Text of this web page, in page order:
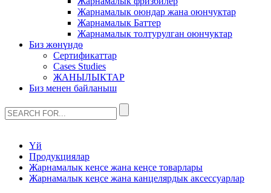
Жарнамалык оюндар жана оюнчуктар
Жарнамалык Баттер
Жарнамалык толтурулган оюнчуктар
Биз жөнүндө
Сертификаттар
Cases Studies
ЖАНЫЛЫКТАР
Биз менен байланыш
Үй
Продукциялар
Жарнамалык кеңсе жана кеңсе товарлары
Жарнамалык кеңсе жана канцелярдык аксессуарлар